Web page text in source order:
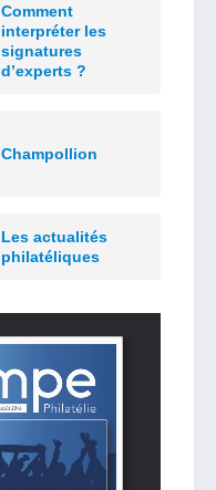
Comment
interpréter les
signatures
d’experts ?
Champollion
Les actualités
philatéliques